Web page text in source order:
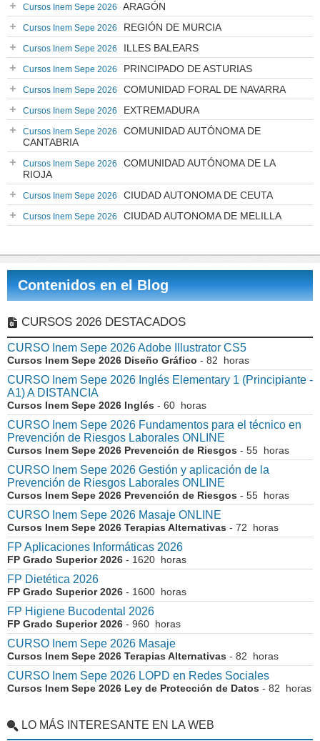
Cursos Inem Sepe 2026 ARAGÓN
Cursos Inem Sepe 2026 REGIÓN DE MURCIA
Cursos Inem Sepe 2026 ILLES BALEARS
Cursos Inem Sepe 2026 PRINCIPADO DE ASTURIAS
Cursos Inem Sepe 2026 COMUNIDAD FORAL DE NAVARRA
Cursos Inem Sepe 2026 EXTREMADURA
Cursos Inem Sepe 2026
COMUNIDAD AUTÓNOMA DE
CANTABRIA
Cursos Inem Sepe 2026
COMUNIDAD AUTÓNOMA DE LA
RIOJA
Cursos Inem Sepe 2026 CIUDAD AUTONOMA DE CEUTA
Cursos Inem Sepe 2026 CIUDAD AUTONOMA DE MELILLA
Contenidos en el Blog
CURSOS 2026 DESTACADOS
CURSO Inem Sepe 2026 Adobe Illustrator CS5
Cursos Inem Sepe 2026 Diseño Gráfico - 82 horas
CURSO Inem Sepe 2026 Inglés Elementary 1 (Principiante -
A1) A DISTANCIA
Cursos Inem Sepe 2026 Inglés - 60 horas
CURSO Inem Sepe 2026 Fundamentos para el técnico en
Prevención de Riesgos Laborales ONLINE
Cursos Inem Sepe 2026 Prevención de Riesgos - 55 horas
CURSO Inem Sepe 2026 Gestión y aplicación de la
Prevención de Riesgos Laborales ONLINE
Cursos Inem Sepe 2026 Prevención de Riesgos - 55 horas
CURSO Inem Sepe 2026 Masaje ONLINE
Cursos Inem Sepe 2026 Terapias Alternativas - 72 horas
FP Aplicaciones Informáticas 2026
FP Grado Superior 2026 - 1620 horas
FP Dietética 2026
FP Grado Superior 2026 - 1600 horas
FP Higiene Bucodental 2026
FP Grado Superior 2026 - 960 horas
CURSO Inem Sepe 2026 Masaje
Cursos Inem Sepe 2026 Terapias Alternativas - 82 horas
CURSO Inem Sepe 2026 LOPD en Redes Sociales
Cursos Inem Sepe 2026 Ley de Protección de Datos - 82 horas
LO MÁS INTERESANTE EN LA WEB